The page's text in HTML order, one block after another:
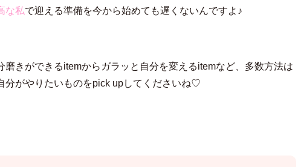
な私で迎える準備を今から始めても遅くないんですよ♪
磨きができるitemからガラッと自分を変えるitemなど、多数方法は
分がやりたいものをpick upしてくださいね♡